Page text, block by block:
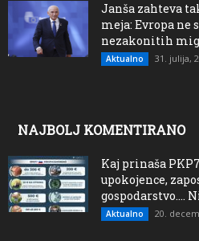
Janša zahteva
meja: Evropa ne
nezakonitih
Aktualno 31. julija,
NAJBOLJ KOMENTIRANO
Kaj prinaša
upokojence,
gospodarstvo….
Aktualno 20.